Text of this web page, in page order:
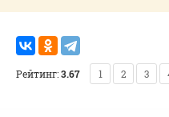
Рейтинг:3.67 1 2 3